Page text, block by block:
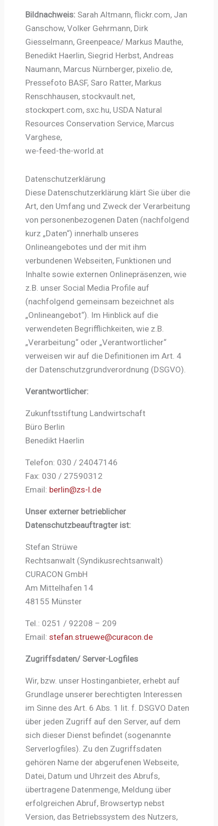
Bildnachweis: Sarah Altmann, flickr.com, Jan
Ganschow, Volker Gehrmann, Dirk
Giesselmann, Greenpeace/ Markus Mauthe,
Benedikt Haerlin, Siegrid Herbst, Andreas
Naumann, Marcus Nürnberger, pixelio.de,
Pressefoto BASF, Saro Ratter, Markus
Renschhausen, stockvault.net,
stockxpert.com, sxc.hu, USDA Natural
Resources Conservation Service, Marcus
Varghese,
we-feed-the-world.at
Datenschutzerklärung
Diese Datenschutzerklärung klärt Sie über die
Art, den Umfang und Zweck der Verarbeitung
von personenbezogenen Daten (nachfolgend
kurz „Daten“) innerhalb unseres
Onlineangebotes und der mit ihm
verbundenen Webseiten, Funktionen und
Inhalte sowie externen Onlinepräsenzen, wie
z.B. unser Social Media Profile auf
(nachfolgend gemeinsam bezeichnet als
„Onlineangebot“). Im Hinblick auf die
verwendeten Begrifflichkeiten, wie z.B.
„Verarbeitung“ oder „Verantwortlicher“
verweisen wir auf die Definitionen im Art. 4
der Datenschutzgrundverordnung (DSGVO).
Verantwortlicher:
Zukunftsstiftung Landwirtschaft
Büro Berlin
Benedikt Haerlin
Telefon: 030 / 24047146
Fax: 030 / 27590312
Email: berlin@zs-l.de
Unser externer betrieblicher
Datenschutzbeauftragter ist:
Stefan Strüwe
Rechtsanwalt (Syndikusrechtsanwalt)
CURACON GmbH
Am Mittelhafen 14
48155 Münster
Tel.: 0251 / 92208 – 209
Email: stefan.struewe@curacon.de
Zugriffsdaten/ Server-Logfiles
Wir, bzw. unser Hostinganbieter, erhebt auf
Grundlage unserer berechtigten Interessen
im Sinne des Art. 6 Abs. 1 lit. f. DSGVO Daten
über jeden Zugriff auf den Server, auf dem
sich dieser Dienst befindet (sogenannte
Serverlogfiles). Zu den Zugriffsdaten
gehören Name der abgerufenen Webseite,
Datei, Datum und Uhrzeit des Abrufs,
übertragene Datenmenge, Meldung über
erfolgreichen Abruf, Browsertyp nebst
Version, das Betriebssystem des Nutzers,